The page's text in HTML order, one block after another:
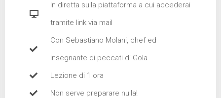
In diretta sulla piattaforma a cui accederai
tramite link via mail
Con Sebastiano Molani, chef ed
insegnante di peccati di Gola
Lezione di 1 ora
Non serve preparare nulla!